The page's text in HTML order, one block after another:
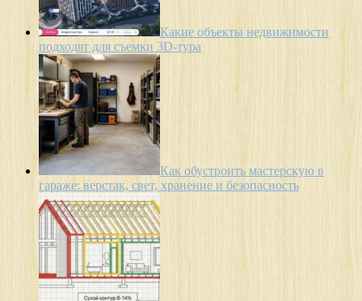
Какие объекты недвижимости
подходят для съемки 3D-тура
Как обустроить мастерскую в
гараже: верстак, свет, хранение и безопасность